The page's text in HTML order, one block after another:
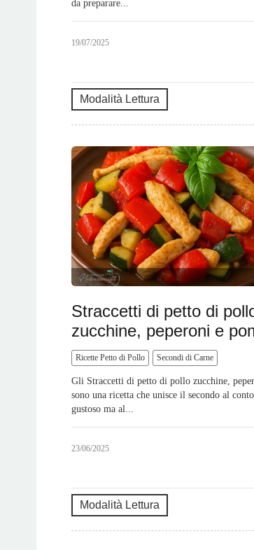
da preparare...
19/07/2025
Modalità Lettura
Straccetti di petto di
zucchine, peperoni e
Ricette Petto di Pollo Secondi di Carne
Gli Straccetti di petto di pollo zucchine,
sono una ricetta che unisce il secondo al
gustoso ma al...
23/06/2025
Modalità Lettura